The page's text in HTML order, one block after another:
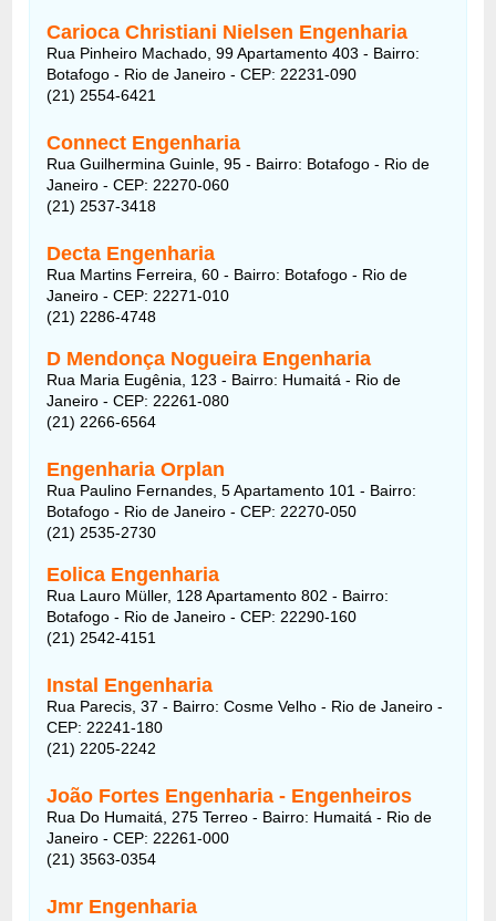
Carioca Christiani Nielsen Engenharia
Rua Pinheiro Machado, 99 Apartamento 403 - Bairro:
Botafogo - Rio de Janeiro - CEP: 22231-090
(21) 2554-6421
Connect Engenharia
Rua Guilhermina Guinle, 95 - Bairro: Botafogo - Rio de
Janeiro - CEP: 22270-060
(21) 2537-3418
Decta Engenharia
Rua Martins Ferreira, 60 - Bairro: Botafogo - Rio de
Janeiro - CEP: 22271-010
(21) 2286-4748
D Mendonça Nogueira Engenharia
Rua Maria Eugênia, 123 - Bairro: Humaitá - Rio de
Janeiro - CEP: 22261-080
(21) 2266-6564
Engenharia Orplan
Rua Paulino Fernandes, 5 Apartamento 101 - Bairro:
Botafogo - Rio de Janeiro - CEP: 22270-050
(21) 2535-2730
Eolica Engenharia
Rua Lauro Müller, 128 Apartamento 802 - Bairro:
Botafogo - Rio de Janeiro - CEP: 22290-160
(21) 2542-4151
Instal Engenharia
Rua Parecis, 37 - Bairro: Cosme Velho - Rio de Janeiro -
CEP: 22241-180
(21) 2205-2242
João Fortes Engenharia - Engenheiros
Rua Do Humaitá, 275 Terreo - Bairro: Humaitá - Rio de
Janeiro - CEP: 22261-000
(21) 3563-0354
Jmr Engenharia